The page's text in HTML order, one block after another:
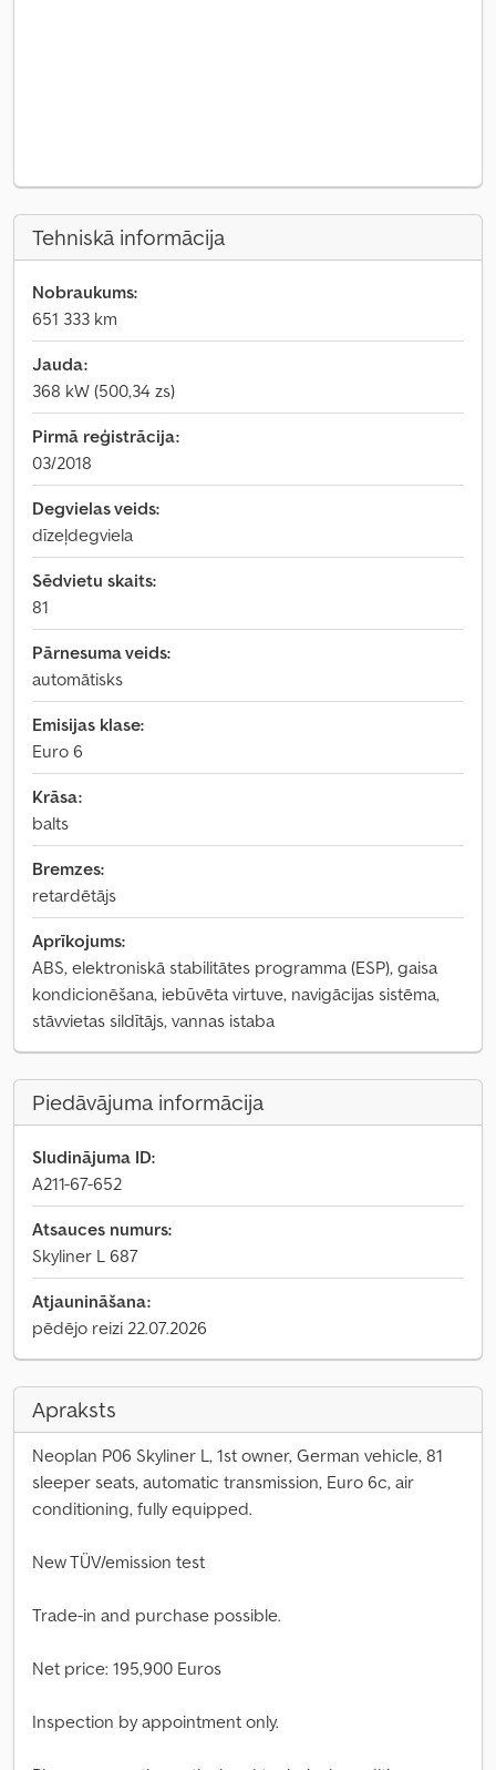
Tehniskā informācija
Nobraukums:
651 333 km
Jauda:
368 kW (500,34 zs)
Pirmā reģistrācija:
03/2018
Degvielas veids:
dīzeļdegviela
Sēdvietu skaits:
81
Pārnesuma veids:
automātisks
Emisijas klase:
Euro 6
Krāsa:
balts
Bremzes:
retardētājs
Aprīkojums:
ABS, elektroniskā stabilitātes programma (ESP), gaisa
kondicionēšana, iebūvēta virtuve, navigācijas sistēma,
stāvvietas sildītājs, vannas istaba
Piedāvājuma informācija
Sludinājuma ID:
A211-67-652
Atsauces numurs:
Skyliner L 687
Atjaunināšana:
pēdējo reizi 22.07.2026
Apraksts
Neoplan P06 Skyliner L, 1st owner, German vehicle, 81
sleeper seats, automatic transmission, Euro 6c, air
conditioning, fully equipped.
New TÜV/emission test
Trade-in and purchase possible.
Net price: 195,900 Euros
Inspection by appointment only.